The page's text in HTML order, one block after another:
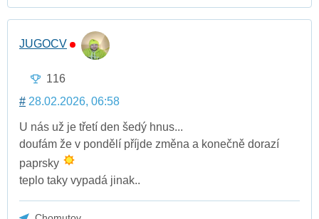
JUGOCV
116
# 28.02.2026, 06:58
U nás už je třetí den šedý hnus...
doufám že v pondělí příjde změna a konečně dorazí
paprsky
teplo taky vypadá jinak..